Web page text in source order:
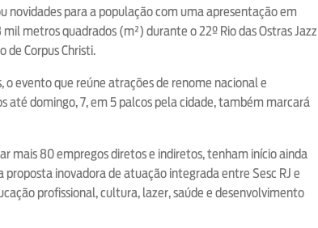
novidades para a população com uma apresentação em
metros quadrados (m²) durante o 22º Rio das Ostras Jazz
de Corpus Christi.
evento que reúne atrações de renome nacional e
domingo, 7, em 5 palcos pela cidade, também marcará
mais 80 empregos diretos e indiretos, tenham início ainda
inovadora de atuação integrada entre Sesc RJ e
profissional, cultura, lazer, saúde e desenvolvimento